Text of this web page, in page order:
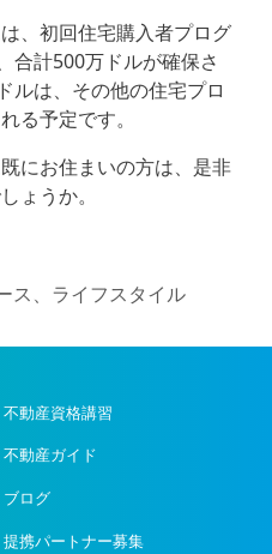
、初回住宅購入者プログ
合計500万ドルが確保さ
ルは、その他の住宅プロ
る予定です。
にお住まいの方は、是非
ょうか。
ス、 ライフスタイル
不動産資格講習
不動産ガイド
ブログ
提携パートナー募集